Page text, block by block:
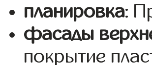
планировка:
фасады
покрытие